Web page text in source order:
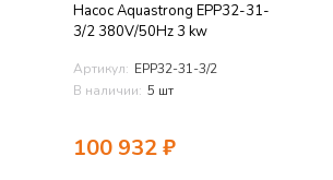
Насос Aquastrong EPP32-31-
3/2 380V/50Hz 3 kw
Артикул: EPP32-31-3/2
В наличии: 5 шт
100 932₽